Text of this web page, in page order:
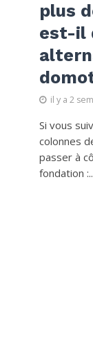
plus
est-il
il y a 2
Si vous
colonnes
passer à
fondation